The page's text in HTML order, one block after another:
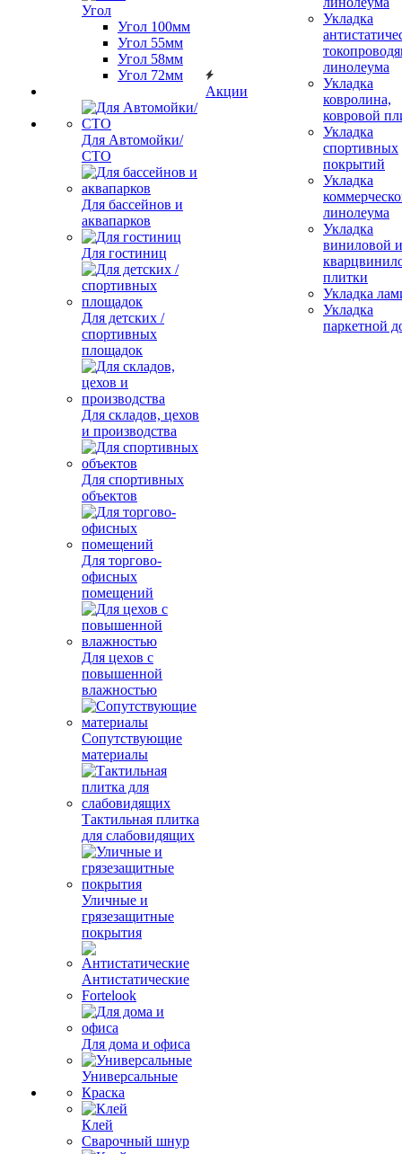
Угол
Угол 100мм
Угол 55мм
Угол 58мм
Угол 72мм
Для Автомойки/
СТО
Для бассейнов и
аквапарков
Для гостиниц
Для детских /
спортивных
площадок
Для складов, цехов
и производства
Для спортивных
объектов
Для торгово-
офисных
помещений
Для цехов с
повышенной
влажностью
Сопутствующие
материалы
Тактильная плитка
для слабовидящих
Уличные и
грязезащитные
покрытия
Антистатические
Fortelook
Для дома и офиса
Универсальные
Краска
Клей
Сварочный шнур
Акции
Укладка
линолеума
Укладка
ковролина,
ковровой
Укладка
спортивных
покрытий
Укладка
линолеума
Укладка
виниловой и
плитки
Укладка
Укладка
паркетной